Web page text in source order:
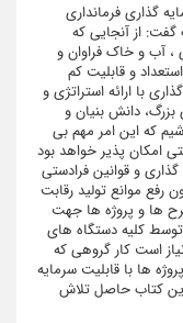
گذاری فرمانداری
گفت: از آنجایی که
، آب و خاک فراوان و
و قابلیت کم
با ارائه استراتژی و
دانش بنیان و
که این امر مهم بی
پذیر خواهد بود
و قوانین فرادستی
رفع موانع تولید رقابت
ها و پروژه ها جهت
کلیه دستگاه های
است کار گروهی که
ها با قابلیت سرمایه
کتاب حاصل تلاش